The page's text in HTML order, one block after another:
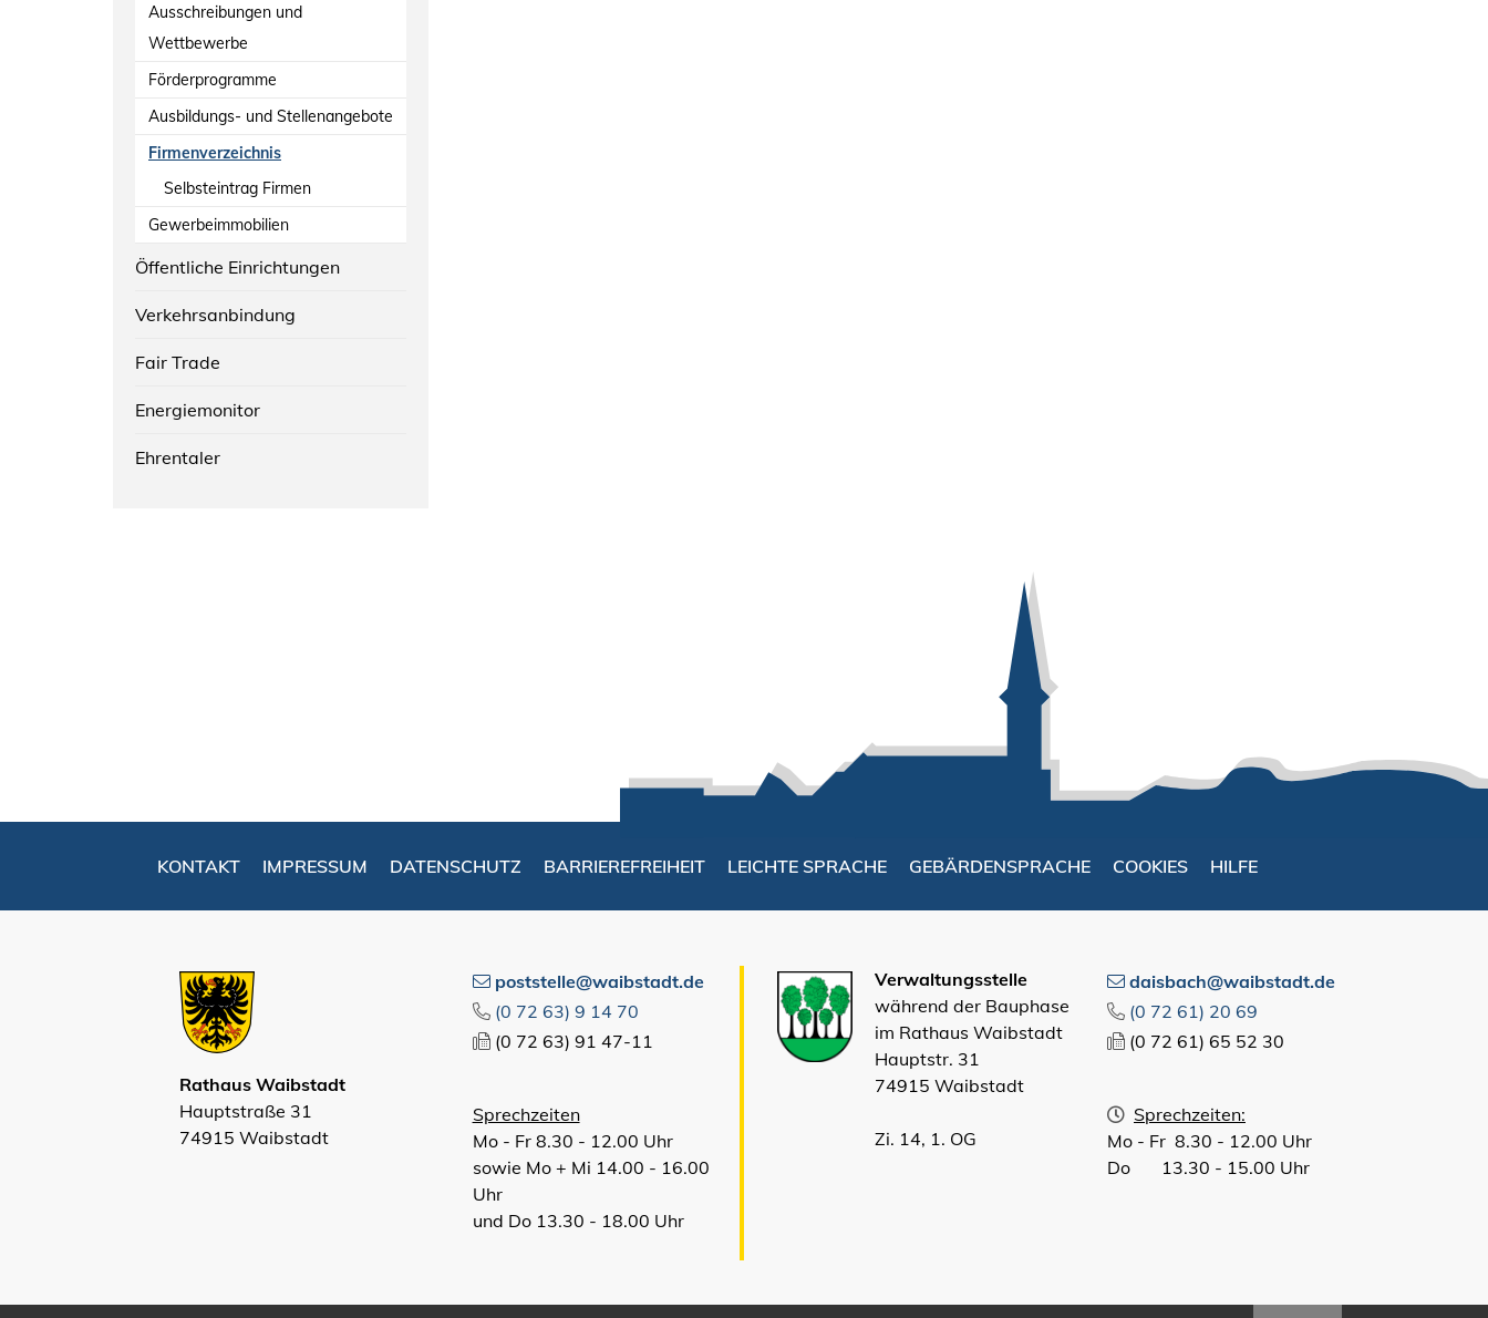
Ausschreibungen und
Wettbewerbe
Förderprogramme
Ausbildungs- und Stellenangebote
Firmenverzeichnis
Selbsteintrag Firmen
Gewerbeimmobilien
Öffentliche Einrichtungen
Verkehrsanbindung
Fair Trade
Energiemonitor
Ehrentaler
KONTAKT IMPRESSUM DATENSCHUTZ BARRIEREFREIHEIT LEICHTE SPRACHE GEBÄRDENSPRACHE COOKIES HILFE
Rathaus Waibstadt
Hauptstraße 31
74915 Waibstadt
poststelle@waibstadt.de
(0 72 63) 9 14 70
(0 72 63) 91 47-11
Sprechzeiten
Mo - Fr 8.30 - 12.00 Uhr
sowie Mo + Mi 14.00 - 16.00
Uhr
und Do 13.30 - 18.00 Uhr
Verwaltungsstelle
während der Bauphase
im Rathaus Waibstadt
Hauptstr. 31
74915 Waibstadt
Zi. 14, 1. OG
daisbach@waibstadt.de
(0 72 61) 20 69
(0 72 61) 65 52 30
Sprechzeiten:
Mo - Fr 8.30 - 12.00 Uhr
Do 13.30 - 15.00 Uhr